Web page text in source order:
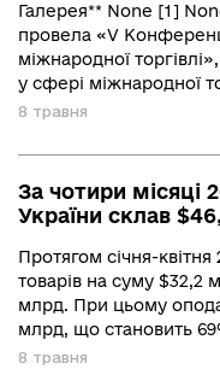
Галерея** None [1]
провела «V
міжнародної
у сфері міжнародної
8 травня
За чотири місяці
України склав
Протягом січня-
товарів на суму $32,2
млрд. При цьому
млрд, що становить
8 травня